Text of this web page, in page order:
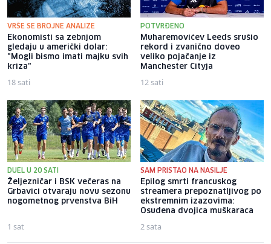
VRŠE SE BROJNE ANALIZE
Ekonomisti sa zebnjom
gledaju u američki dolar:
"Mogli bismo imati majku svih
kriza"
18 sati
POTVRĐENO
Muharemovićev Leeds srušio
rekord i zvanično doveo
veliko pojačanje iz
Manchester Cityja
12 sati
DUEL U 20 SATI
Željezničar i BSK večeras na
Grbavici otvaraju novu sezonu
nogometnog prvenstva BiH
1 sat
SAM PRISTAO NA NASILJE
Epilog smrti francuskog
streamera prepoznatljivog po
ekstremnim izazovima:
Osuđena dvojica muškaraca
2 sata